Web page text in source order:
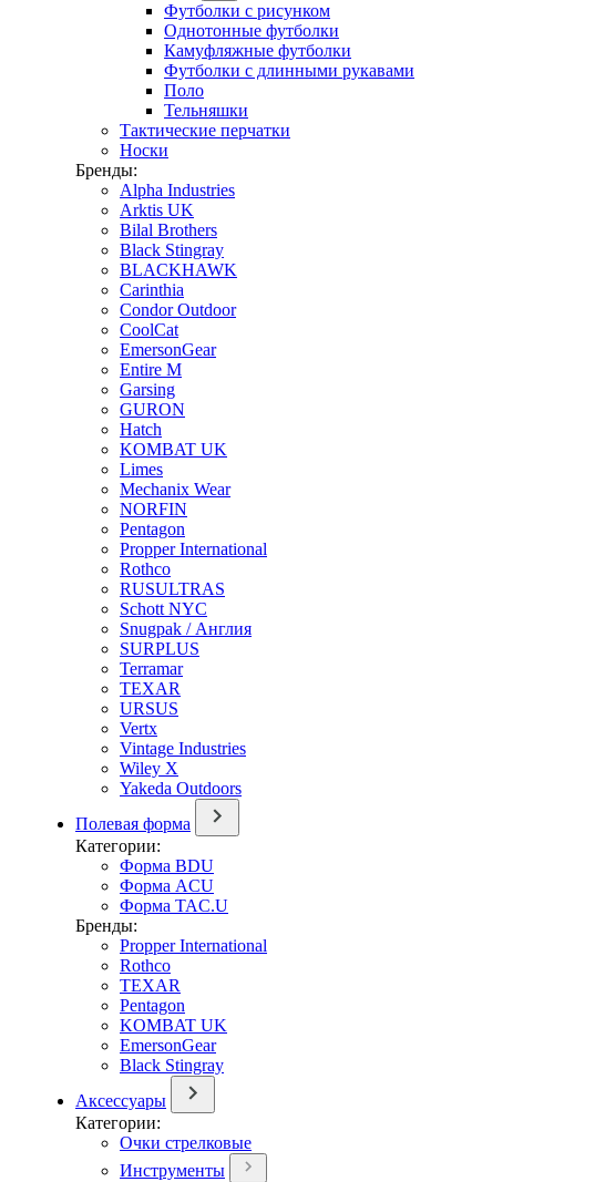
Футболки с рисунком
Однотонные футболки
Камуфляжные футболки
Футболки с длинными рукавами
Поло
Тельняшки
Тактические перчатки
Носки
Бренды:
Alpha Industries
Arktis UK
Bilal Brothers
Black Stingray
BLACKHAWK
Carinthia
Condor Outdoor
CoolCat
EmersonGear
Entire M
Garsing
GURON
Hatch
KOMBAT UK
Limes
Mechanix Wear
NORFIN
Pentagon
Propper International
Rothco
RUSULTRAS
Schott NYC
Snugpak / Англия
SURPLUS
Terramar
TEXAR
URSUS
Vertx
Vintage Industries
Wiley X
Yakeda Outdoors
Полевая форма
Категории:
Форма BDU
Форма ACU
Форма TAC.U
Бренды:
Propper International
Rothco
TEXAR
Pentagon
KOMBAT UK
EmersonGear
Black Stingray
Аксессуары
Категории:
Очки стрелковые
Инструменты